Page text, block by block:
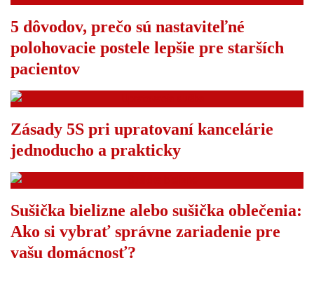
5 dôvodov, prečo sú nastaviteľné
polohovacie postele lepšie pre starších
pacientov
Zásady 5S pri upratovaní kancelárie
jednoducho a prakticky
Sušička bielizne alebo sušička oblečenia:
Ako si vybrať správne zariadenie pre
vašu domácnosť?